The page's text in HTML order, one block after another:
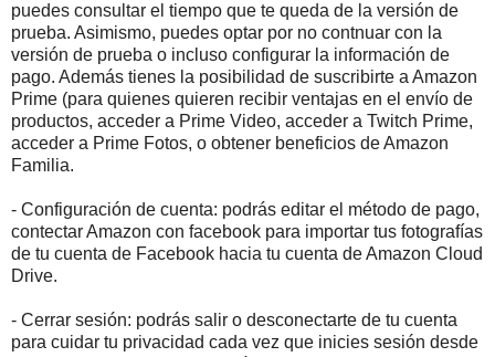
puedes consultar el tiempo que te queda de la versión de
prueba. Asimismo, puedes optar por no contnuar con la
versión de prueba o incluso configurar la información de
pago. Además tienes la posibilidad de suscribirte a Amazon
Prime (para quienes quieren recibir ventajas en el envío de
productos, acceder a Prime Video, acceder a Twitch Prime,
acceder a Prime Fotos, o obtener beneficios de Amazon
Familia.
- Configuración de cuenta: podrás editar el método de pago,
contectar Amazon con facebook para importar tus fotografías
de tu cuenta de Facebook hacia tu cuenta de Amazon Cloud
Drive.
- Cerrar sesión: podrás salir o desconectarte de tu cuenta
para cuidar tu privacidad cada vez que inicies sesión desde